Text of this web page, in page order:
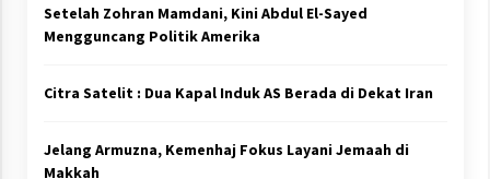
Setelah Zohran Mamdani, Kini Abdul El-Sayed
Mengguncang Politik Amerika
Citra Satelit : Dua Kapal Induk AS Berada di Dekat Iran
Jelang Armuzna, Kemenhaj Fokus Layani Jemaah di
Makkah